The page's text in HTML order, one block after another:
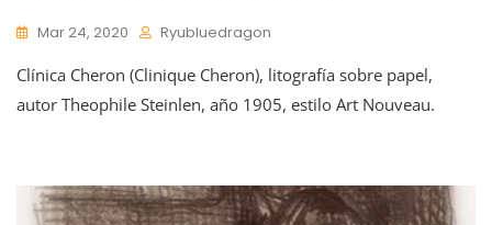
Mar 24, 2020 Ryubluedragon
Clínica Cheron (Clinique Cheron), litografía sobre papel,
autor Theophile Steinlen, año 1905, estilo Art Nouveau.